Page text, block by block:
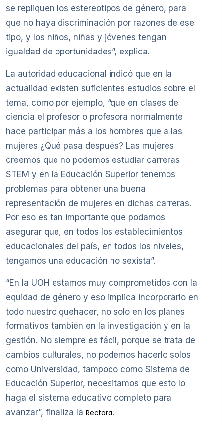
se repliquen los estereotipos de género, para
que no haya discriminación por razones de ese
tipo, y los niños, niñas y jóvenes tengan
igualdad de oportunidades”, explica.
La autoridad educacional indicó que en la
actualidad existen suficientes estudios sobre el
tema, como por ejemplo, “que en clases de
ciencia el profesor o profesora normalmente
hace participar más a los hombres que a las
mujeres ¿Qué pasa después? Las mujeres
creemos que no podemos estudiar carreras
STEM y en la Educación Superior tenemos
problemas para obtener una buena
representación de mujeres en dichas carreras.
Por eso es tan importante que podamos
asegurar que, en todos los establecimientos
educacionales del país, en todos los niveles,
tengamos una educación no sexista”.
“En la UOH estamos muy comprometidos con la
equidad de género y eso implica incorporarlo en
todo nuestro quehacer, no solo en los planes
formativos también en la investigación y en la
gestión. No siempre es fácil, porque se trata de
cambios culturales, no podemos hacerlo solos
como Universidad, tampoco como Sistema de
Educación Superior, necesitamos que esto lo
haga el sistema educativo completo para
avanzar”, finaliza la Rectora.